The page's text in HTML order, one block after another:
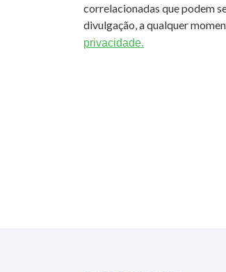
correlacionadas que podem
divulgação, a qualquer
privacidade.